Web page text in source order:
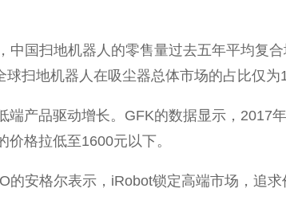
中国扫地机器人的零售量过去五年平均复
扫地机器人在吸尘器总体市场的占比仅为
端产品驱动增长。GFK的数据显示，
格拉低至1600元以下。
的安格尔表示，iRobot锁定高端市场，追